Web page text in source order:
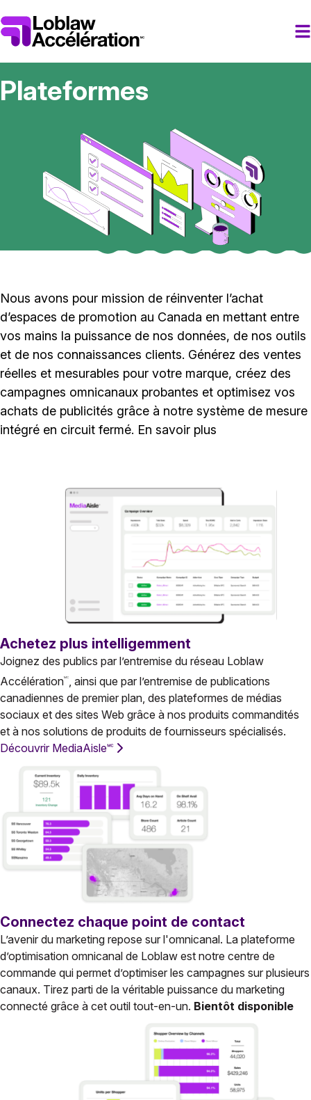
Plateformes
Nous avons pour mission de réinventer l’achat
d’espaces de promotion au Canada en mettant entre
vos mains la puissance de nos données, de nos outils
et de nos connaissances clients. Générez des ventes
réelles et mesurables pour votre marque, créez des
campagnes omnicanaux probantes et optimisez vos
achats de publicités grâce à notre système de mesure
intégré en circuit fermé. En savoir plus
Achetez plus intelligemment
Joignez des publics par l’entremise du réseau Loblaw
AccélérationMC
, ainsi que par l’entremise de publications
canadiennes de premier plan, des plateformes de médias
sociaux et des sites Web grâce à nos produits commandités
et à nos solutions de produits de fournisseurs spécialisés.
Découvrir MediaAisle🅪
Connectez chaque point de contact
L’avenir du marketing repose sur l'omnicanal. La plateforme
d’optimisation omnicanal de Loblaw est notre centre de
commande qui permet d’optimiser les campagnes sur plusieurs
canaux. Tirez parti de la véritable puissance du marketing
connecté grâce à cet outil tout-en-un. Bientôt disponible